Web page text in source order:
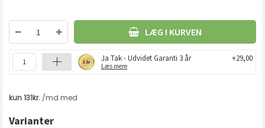
LÆG I KURVEN
Ja Tak - Udvidet Garanti 3 år
Læs mere
+29,00
Varianter